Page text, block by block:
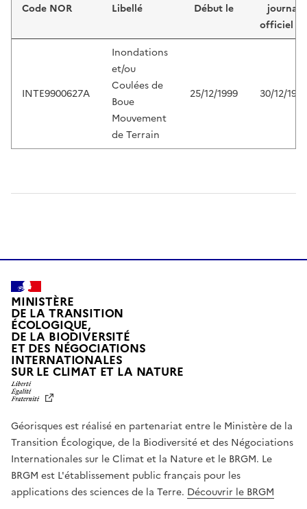
Code NOR Libellé Début le
journal
officiel du
INTE9900627A
Inondations
et/ou
Coulées de
Boue
Mouvement
de Terrain
25/12/1999 30/12/1999
MINISTÈRE
DE LA TRANSITION
ÉCOLOGIQUE,
DE LA BIODIVERSITÉ
ET DES NÉGOCIATIONS
INTERNATIONALES
SUR LE CLIMAT ET LA NATUREL
T
É
,
É
G
A
L
Géorisques est réalisé en partenariat entre le Ministère de la
Transition Écologique, de la Biodiversité et des Négociations
Internationales sur le Climat et la Nature et le BRGM. Le
BRGM est L'établissement public français pour les
applications des sciences de la Terre. Découvrir le BRGM